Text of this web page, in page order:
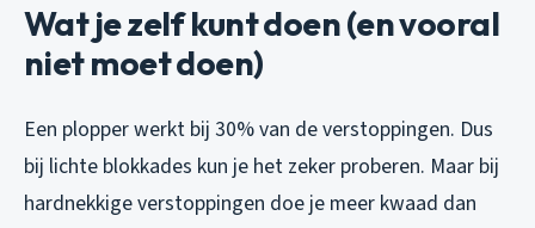
Wat je zelf kunt doen (en vooral
niet moet doen)
Een plopper werkt bij 30% van de verstoppingen. Dus
bij lichte blokkades kun je het zeker proberen. Maar bij
hardnekkige verstoppingen doe je meer kwaad dan